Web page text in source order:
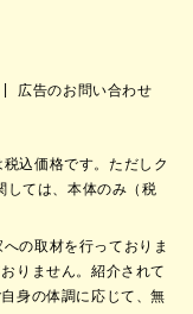
広告のお問い合わせ
込価格です。ただしク
しては、本体のみ（税
の取材を行っておりま
りません。紹介されて
身の体調に応じて、無